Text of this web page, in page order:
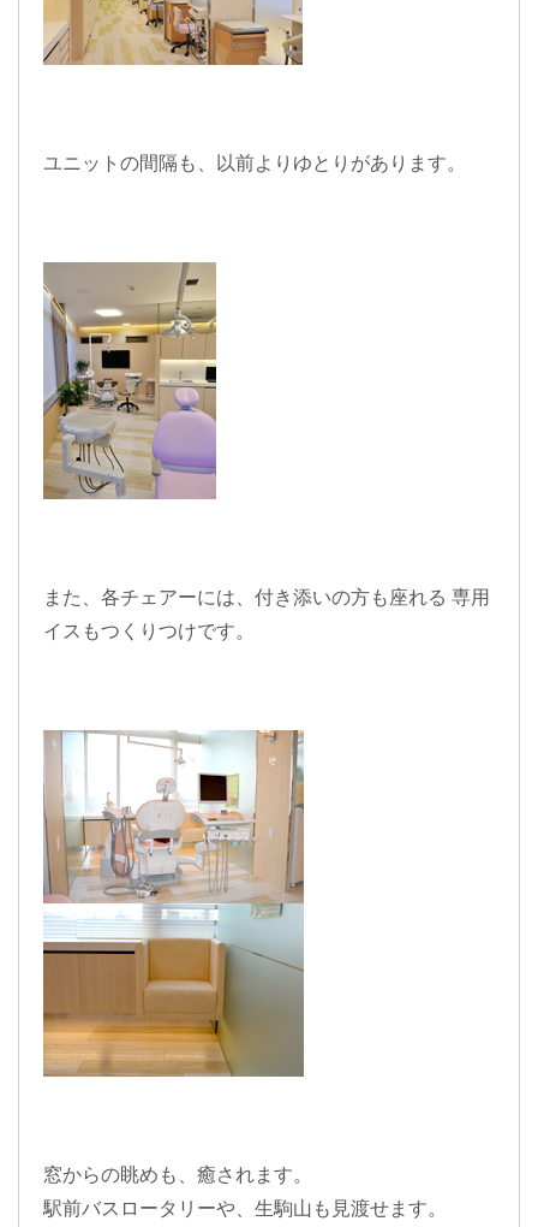
ユニットの間隔 も、以前より ゆとり があります。
また、各チェアーには、付き添いの方も座れる 専用
イス もつくりつけです。
窓からの眺め も、 癒されます。
駅前バスロータリーや、 生駒山 も見渡せます。